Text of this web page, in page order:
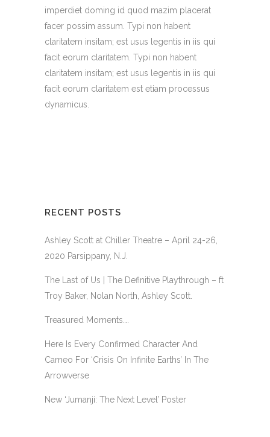
imperdiet doming id quod mazim placerat
facer possim assum. Typi non habent
claritatem insitam; est usus legentis in iis qui
facit eorum claritatem. Typi non habent
claritatem insitam; est usus legentis in iis qui
facit eorum claritatem est etiam processus
dynamicus.
RECENT POSTS
Ashley Scott at Chiller Theatre – April 24-26,
2020 Parsippany, N.J.
The Last of Us | The Definitive Playthrough – ft
Troy Baker, Nolan North, Ashley Scott.
Treasured Moments….
Here Is Every Confirmed Character And
Cameo For ‘Crisis On Infinite Earths’ In The
Arrowverse
New ‘Jumanji: The Next Level’ Poster